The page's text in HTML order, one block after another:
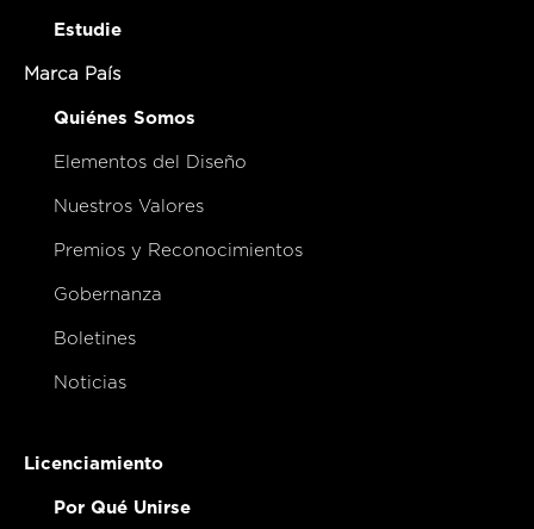
Estudie
Marca País
Quiénes Somos
Elementos del Diseño
Nuestros Valores
Premios y Reconocimientos
Gobernanza
Boletines
Noticias
Licenciamiento
Por Qué Unirse